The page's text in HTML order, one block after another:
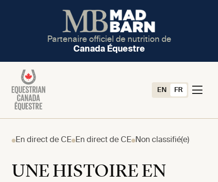
Partenaire officiel de nutrition de
Canada Équestre
EN FR
En direct de CE En direct de CE Non classifié(e)
UNE HISTOIRE EN